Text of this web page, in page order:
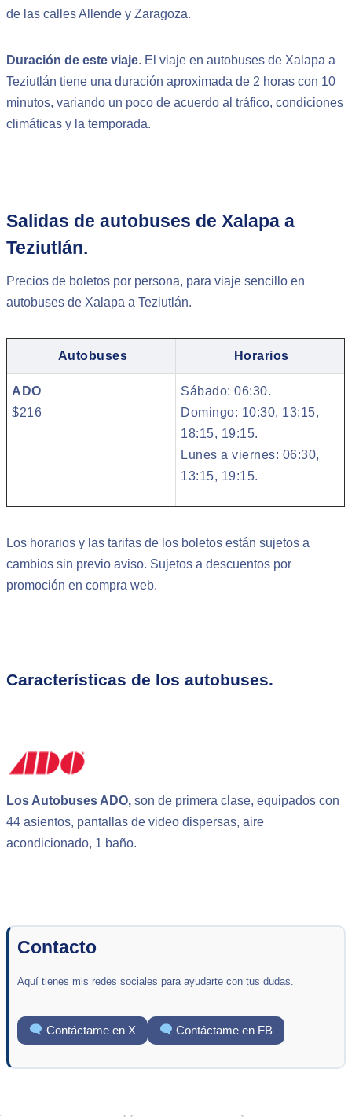
de las calles Allende y Zaragoza.
Duración de este viaje. El viaje en autobuses de Xalapa a
Teziutlán tiene una duración aproximada de 2 horas con 10
minutos, variando un poco de acuerdo al tráfico, condiciones
climáticas y la temporada.
Salidas de autobuses de Xalapa a
Teziutlán.
Precios de boletos por persona, para viaje sencillo en
autobuses de Xalapa a Teziutlán.
Autobuses Horarios
ADO
$216
Sábado: 06:30.
Domingo: 10:30, 13:15,
18:15, 19:15.
Lunes a viernes: 06:30,
13:15, 19:15.
Los horarios y las tarifas de los boletos están sujetos a
cambios sin previo aviso. Sujetos a descuentos por
promoción en compra web.
Características de los autobuses.
Los Autobuses ADO,son de primera clase, equipados con
44 asientos, pantallas de video dispersas, aire
acondicionado, 1 baño.
Contacto
Aquí tienes mis redes sociales para ayudarte con tus dudas.
Contáctame en X Contáctame en FB